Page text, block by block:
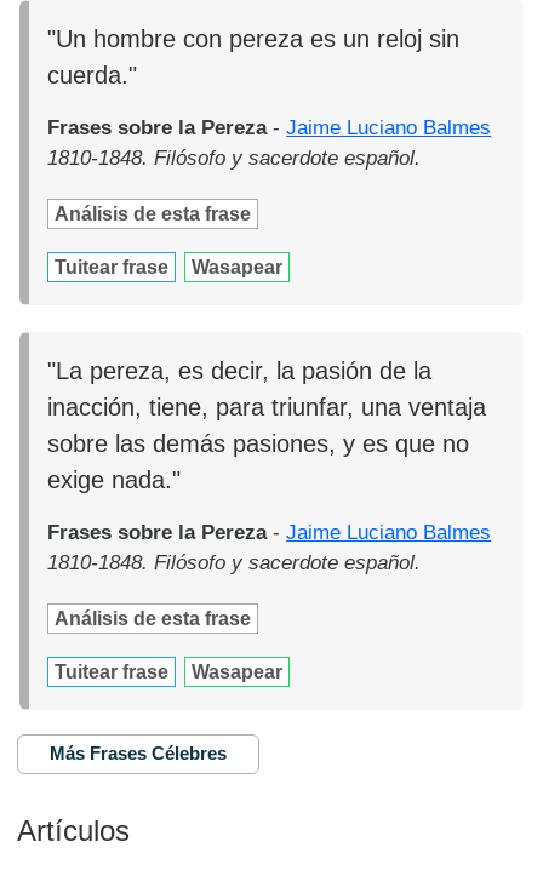
"Un hombre con pereza es un reloj sin
cuerda."
Frases sobre la Pereza-Jaime Luciano Balmes
1810-1848. Filósofo y sacerdote español.
Análisis de esta frase
Tuitear frase Wasapear
"La pereza, es decir, la pasión de la
inacción, tiene, para triunfar, una ventaja
sobre las demás pasiones, y es que no
exige nada."
Frases sobre la Pereza-Jaime Luciano Balmes
1810-1848. Filósofo y sacerdote español.
Análisis de esta frase
Tuitear frase Wasapear
Más Frases Célebres
Artículos